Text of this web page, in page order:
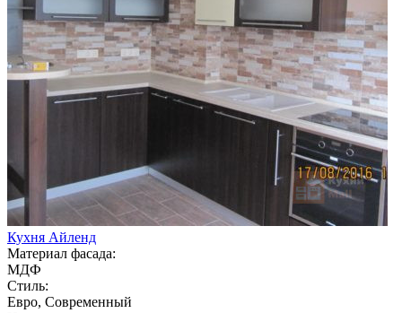
Кухня Айленд
Материал фасада:
МДФ
Стиль:
Евро, Современный